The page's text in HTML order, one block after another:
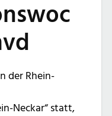
der Rhein-
Neckar“ statt,